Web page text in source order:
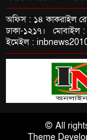
অফিস : ১৪ কাকরাইল
ঢাকা-১২১৭।
ইমেইল :
© All
Theme